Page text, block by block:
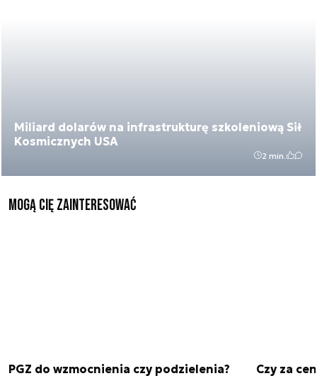
Miliard dolarów na infrastrukturę szkoleniową Sił
Kosmicznych USA
2 min.
Mogą Cię zainteresować
PGZ do wzmocnienia czy podzielenia?
Czy za